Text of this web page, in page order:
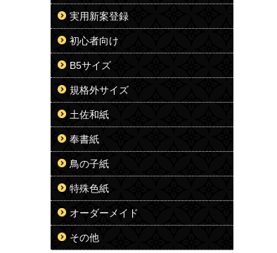
実用新案登録
初心者向け
B5サイズ
規格外サイズ
土佐和紙
奉書紙
鳥の子紙
特殊色紙
オーダーメイド
その他